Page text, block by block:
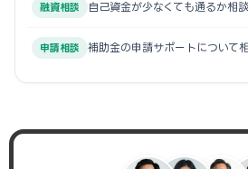
融資相談 自己資金が少なくても通るか相談
申請相談 補助金の申請サポートについて